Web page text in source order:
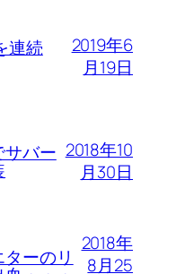
連続
2019年6
月19日
サバー 2018年10
月30日
ーのリ
2018年
8月25